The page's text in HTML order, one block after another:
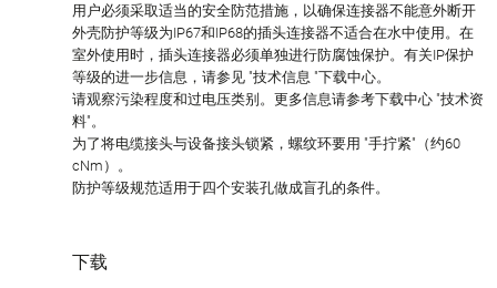
用户必须采取适当的安全防范措施，以确保连接器不能意外断开
外壳防护等级为IP67和IP68的插头连接器不适合在水中使用。在
室外使用时，插头连接器必须单独进行防腐蚀保护。有关IP保护
等级的进一步信息，请参见 "技术信息 "下载中心。
请观察污染程度和过电压类别。更多信息请参考下载中心 "技术资
料"。
为了将电缆接头与设备接头锁紧，螺纹环要用 "手拧紧"（约60
cNm）。
防护等级规范适用于四个安装孔做成盲孔的条件。
下载